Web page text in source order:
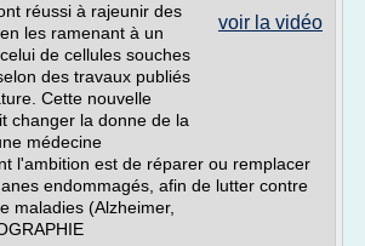
voir la vidéo
réussi à rajeunir des
les ramenant à un
de cellules souches
des travaux publiés
Cette nouvelle
changer la donne de la
médecine
l'ambition est de réparer ou remplacer
endommagés, afin de lutter contre
maladies (Alzheimer,